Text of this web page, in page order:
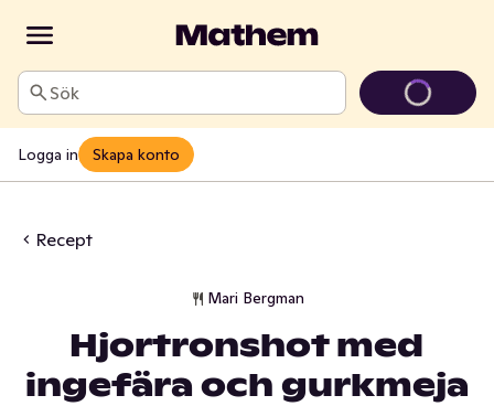
Sök
Logga in Skapa konto
Recept
Mari Bergman
Hjortronshot med
ingefära och gurkmeja